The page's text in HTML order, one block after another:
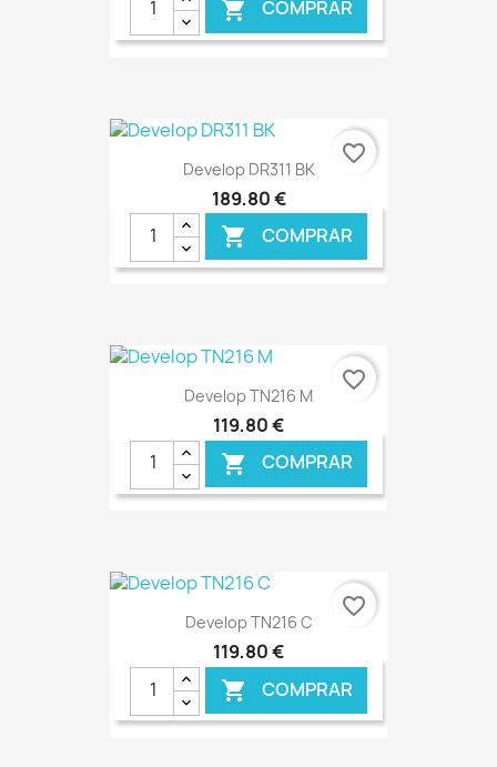
 COMPRAR
€ ONLINE
Develop DR311 BK
189,80 €
 COMPRAR
€ ONLINE
favorite_border
Develop TN216 M
119,80 €
 COMPRAR
€ ONLINE
favorite_border
Develop TN216 C
119,80 €
 COMPRAR
favorite_border